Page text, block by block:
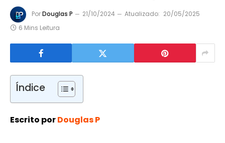
PorDouglas P 21/10/2024 Atualizado: 20/05/2025
6 Mins Leitura
Índice
Escrito porDouglas P